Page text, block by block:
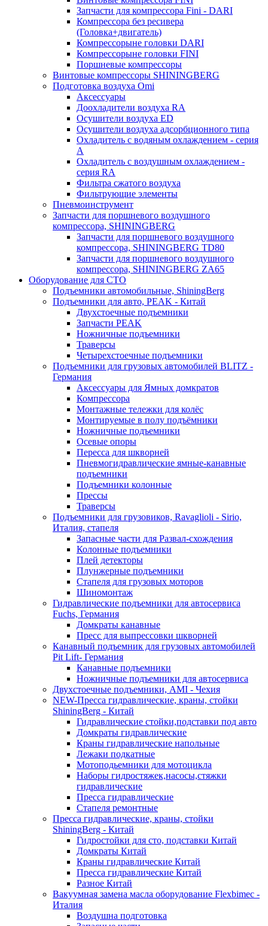
Запчасти для компрессора Fini - DARI
Компрессора без ресивера
(Головка+двигатель)
Компрессорыне головки DARI
Компрессорыне головки FINI
Поршневые компрессоры
Винтовые компрессоры SHININGBERG
Подготовка воздуха Omi
Аксессуары
Доохладители воздуха RA
Осушители воздуха ED
Осушители воздуха адсорбционного типа
Охладитель с водяным охлаждением - серия
A
Охладитель с воздушным охлаждением -
серия RA
Фильтра сжатого воздуха
Фильтрующие элементы
Пневмоинструмент
Запчасти для поршневого воздушного
компрессора, SHININGBERG
Запчасти для поршневого воздушного
компрессора, SHININGBERG TD80
Запчасти для поршневого воздушного
компрессора, SHININGBERG ZA65
Оборудование для СТО
Подъемники автомобильные, ShiningBerg
Подъемники для авто, PEAK - Китай
Двухстоечные подъемники
Запчасти PEAK
Ножничные подъемники
Траверсы
Четырехстоечные подъемники
Подъемники для грузовых автомобилей BLITZ -
Германия
Аксессуары для Ямных домкратов
Компрессора
Монтажные тележки для колёс
Монтируемые в полу подъёмники
Ножничные подъемники
Осевые опоры
Пересса для шкворней
Пневмогидравлические ямные-канавные
подъемники
Подъемники колонные
Прессы
Траверсы
Подъемники для грузовиков, Ravaglioli - Sirio,
Италия, стапеля
Запасные части для Развал-схождения
Колонные подъемники
Плей детекторы
Плунжерные подъемники
Стапеля для грузовых моторов
Шиномонтаж
Гидравлические подъемники для автосервиса
Fuchs, Германия
Домкраты канавные
Пресс для выпрессовки шкворней
Канавный подъемник для грузовых автомобилей
Pit Lift- Германия
Канавные подъемники
Ножничные подъемники для автосервиса
Двухстоечные подъемники, АМІ - Чехия
NEW-Пресса гидравлические, краны, стойки
ShiningBerg - Китай
Гидравлические стойки,подставки под авто
Домкраты гидравлические
Краны гидравлические напольные
Лежаки подкатные
Мотоподьемники для мотоцикла
Наборы гидростяжек,насосы,стяжки
гидравлические
Пресса гидравлические
Стапеля ремонтные
Пресса гидравлические, краны, стойки
ShiningBerg - Китай
Гидростойки для сто, подставки Китай
Домкраты Китай
Краны гидравлические Китай
Пресса гидравлические Китай
Разное Китай
Вакуумная замена масла оборудование Flexbimeс -
Италия
Воздушна подготовка